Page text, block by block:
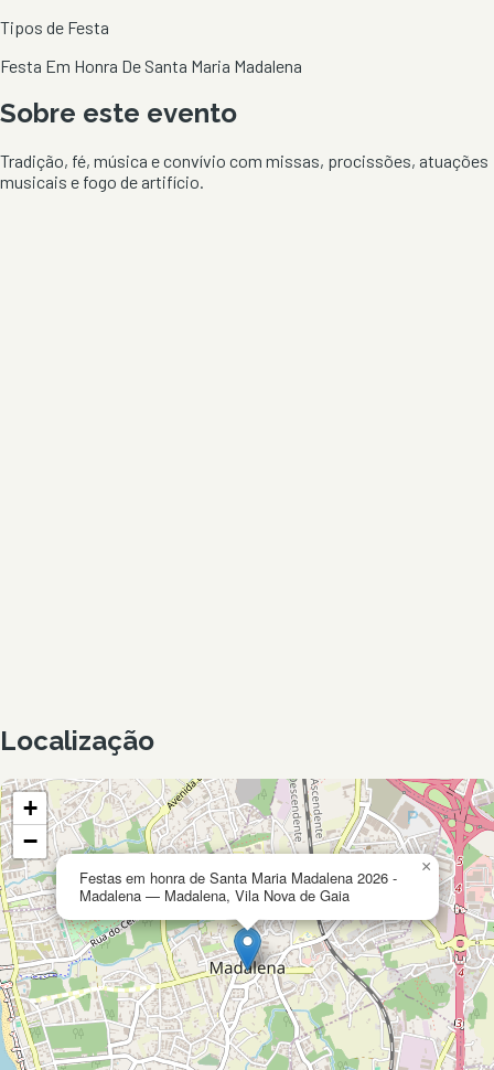
Tipos de Festa
Festa Em Honra De Santa Maria Madalena
Sobre este evento
Tradição, fé, música e convívio com missas, procissões, atuações
musicais e fogo de artifício.
Localização
Festas em honra de Santa Maria Madalena 2026 -
Madalena — Madalena, Vila Nova de Gaia
×
+
−